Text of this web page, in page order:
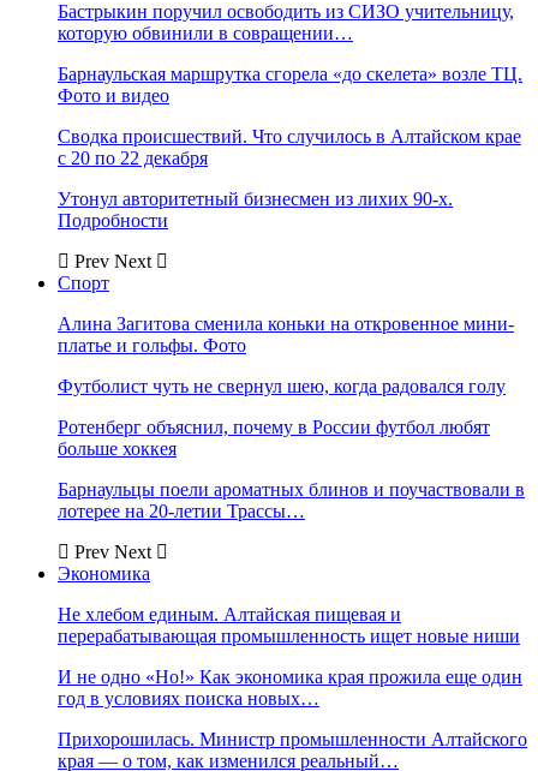
Бастрыкин поручил освободить из СИЗО учительницу,
которую обвинили в совращении…
Барнаульская маршрутка сгорела «до скелета» возле ТЦ.
Фото и видео
Сводка происшествий. Что случилось в Алтайском крае
с 20 по 22 декабря
Утонул авторитетный бизнесмен из лихих 90-х.
Подробности
Prev Next
Спорт
Алина Загитова сменила коньки на откровенное мини-
платье и гольфы. Фото
Футболист чуть не свернул шею, когда радовался голу
Ротенберг объяснил, почему в России футбол любят
больше хоккея
Барнаульцы поели ароматных блинов и поучаствовали в
лотерее на 20-летии Трассы…
Prev Next
Экономика
Не хлебом единым. Алтайская пищевая и
перерабатывающая промышленность ищет новые ниши
И не одно «Но!» Как экономика края прожила еще один
год в условиях поиска новых…
Прихорошилась. Министр промышленности Алтайского
края — о том, как изменился реальный…